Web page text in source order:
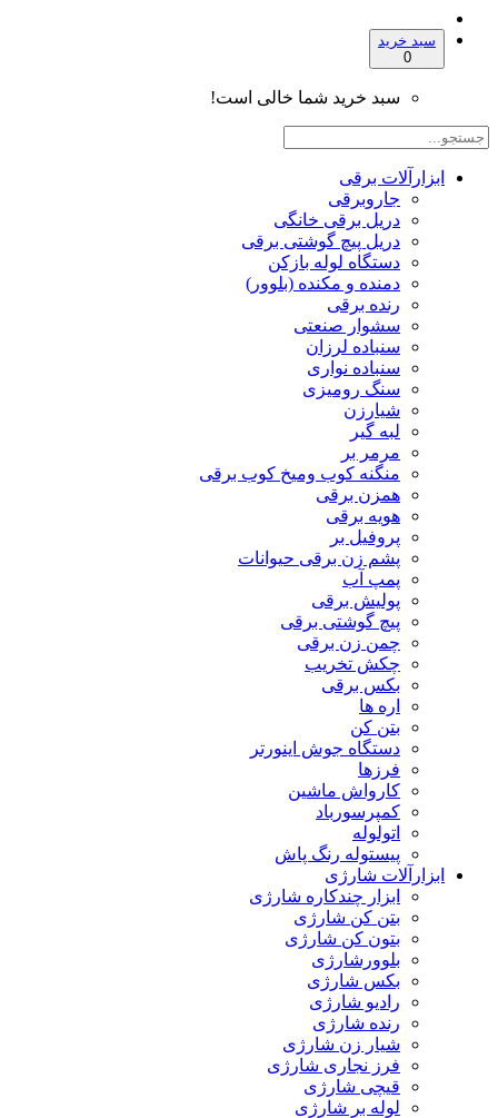
سبد خرید
0
سبد خرید شما خالی است!
ابزارآلات برقی
جاروبرقی
دریل برقی خانگی
دریل پیچ گوشتی برقی
دستگاه لوله بازکن
دمنده و مکنده (بلوور)
رنده برقی
سشوار صنعتی
سنباده لرزان
سنباده نواری
سنگ رومیزی
شیارزن
لبه گیر
مرمر بر
منگنه کوب ومیخ کوب برقی
همزن برقی
هویه برقی
پروفیل بر
پشم زن برقی حیوانات
پمپ آب
پولیش برقی
پیچ گوشتی برقی
چمن زن برقی
چکش تخریب
بکس برقی
اره ها
بتن کن
دستگاه جوش اینورتر
فرزها
کارواش ماشین
کمپرسورباد
اتولوله
پیستوله رنگ پاش
ابزارآلات شارژی
ابزار چندکاره شارژی
بتن کن شارژی
بتون کن شارژی
بلوورشارژی
بکس شارژی
رادیو شارژی
رنده شارژی
شیار زن شارژی
فرز نجاری شارژی
قیچی شارژی
لوله بر شارژی